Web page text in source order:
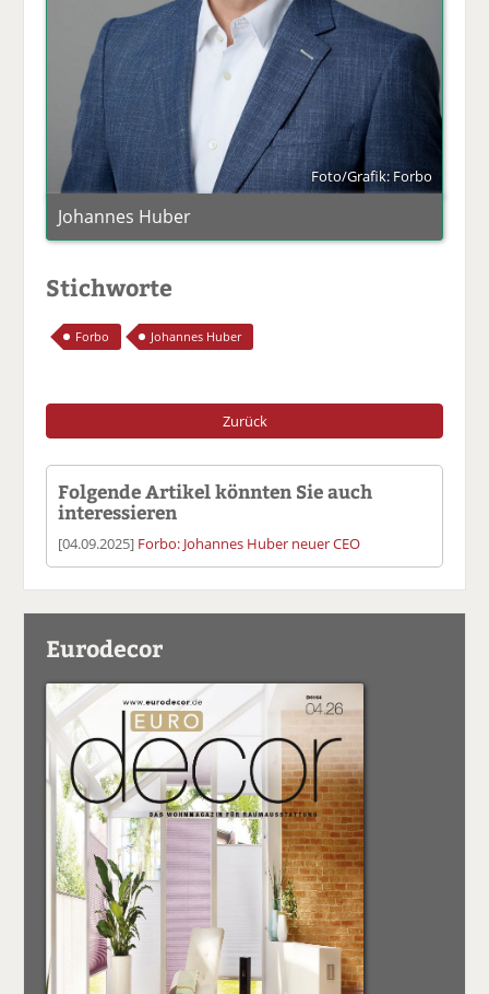
Foto/Grafik: Forbo
Johannes Huber
Stichworte
Forbo Johannes Huber
Zurück
Folgende Artikel könnten Sie auch
interessieren
[04.09.2025] Forbo: Johannes Huber neuer CEO
Eurodecor